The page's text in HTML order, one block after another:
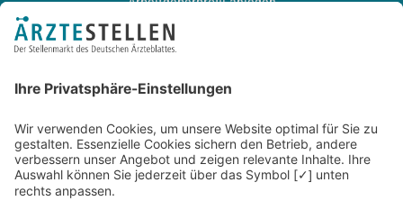
Recruiting-Podcast
Kontakt
Datenschutz
Newsletter